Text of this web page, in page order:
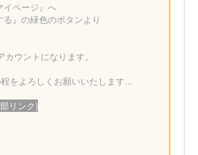
ページ』へ
』の緑色のボタンより
ウントになります。
をよろしくお願いいたします...
リンク)